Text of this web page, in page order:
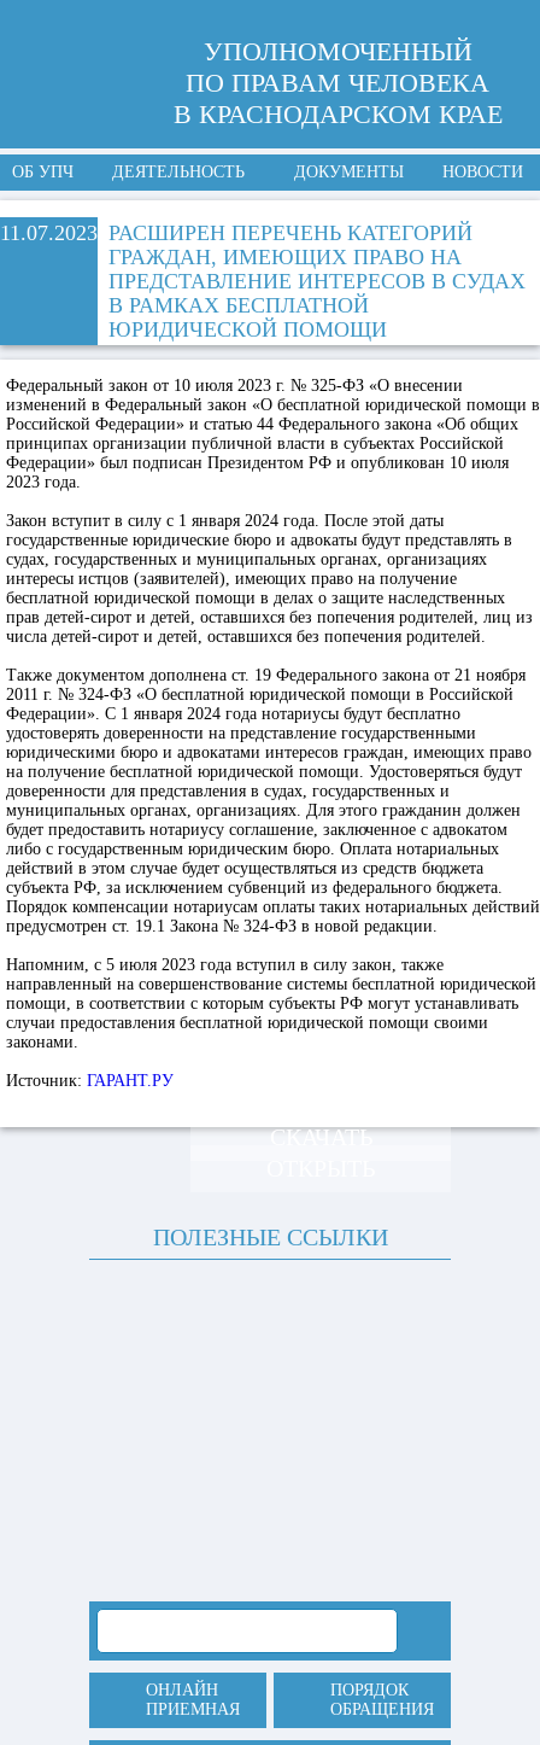
УПОЛНОМОЧЕННЫЙ
ПО ПРАВАМ ЧЕЛОВЕКА
В КРАСНОДАРСКОМ КРАЕ
ОБ УПЧ ДЕЯТЕЛЬНОСТЬ ДОКУМЕНТЫ НОВОСТИ
11.07.2023 РАСШИРЕН ПЕРЕЧЕНЬ КАТЕГОРИЙ
ГРАЖДАН, ИМЕЮЩИХ ПРАВО НА
ПРЕДСТАВЛЕНИЕ ИНТЕРЕСОВ В СУДАХ
В РАМКАХ БЕСПЛАТНОЙ
ЮРИДИЧЕСКОЙ ПОМОЩИ
Федеральный закон от 10 июля 2023 г. № 325-ФЗ «О внесении
изменений в Федеральный закон «О бесплатной юридической помощи в
Российской Федерации» и статью 44 Федерального закона «Об общих
принципах организации публичной власти в субъектах Российской
Федерации» был подписан Президентом РФ и опубликован 10 июля
2023 года.
Закон вступит в силу с 1 января 2024 года. После этой даты
государственные юридические бюро и адвокаты будут представлять в
судах, государственных и муниципальных органах, организациях
интересы истцов (заявителей), имеющих право на получение
бесплатной юридической помощи в делах о защите наследственных
прав детей-сирот и детей, оставшихся без попечения родителей, лиц из
числа детей-сирот и детей, оставшихся без попечения родителей.
Также документом дополнена ст. 19 Федерального закона от 21 ноября
2011 г. № 324-ФЗ «О бесплатной юридической помощи в Российской
Федерации». С 1 января 2024 года нотариусы будут бесплатно
удостоверять доверенности на представление государственными
юридическими бюро и адвокатами интересов граждан, имеющих право
на получение бесплатной юридической помощи. Удостоверяться будут
доверенности для представления в судах, государственных и
муниципальных органах, организациях. Для этого гражданин должен
будет предоставить нотариусу соглашение, заключенное с адвокатом
либо с государственным юридическим бюро. Оплата нотариальных
действий в этом случае будет осуществляться из средств бюджета
субъекта РФ, за исключением субвенций из федерального бюджета.
Порядок компенсации нотариусам оплаты таких нотариальных действий
предусмотрен ст. 19.1 Закона № 324-ФЗ в новой редакции.
Напомним, с 5 июля 2023 года вступил в силу закон, также
направленный на совершенствование системы бесплатной юридической
помощи, в соответствии с которым субъекты РФ могут устанавливать
случаи предоставления бесплатной юридической помощи своими
законами.
Источник: ГАРАНТ.РУ
СКАЧАТЬ
ПОЛЕЗНЫЕ ССЫЛКИ
ОНЛАЙН
ПРИЕМНАЯ
ПОРЯДОК
ОБРАЩЕНИЯ